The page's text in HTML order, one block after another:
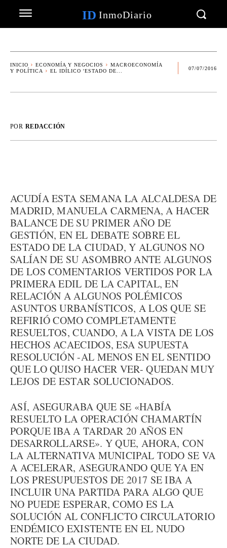
ID InmoDiario
INICIO ECONOMÍA Y NEGOCIOS
MACROECONOMÍA
Y POLÍTICA
EL IDÍLICO 'ESTADO DE...
07/07/2016
POR REDACCIÓN
ACUDÍA ESTA SEMANA LA ALCALDESA DE
MADRID, MANUELA CARMENA, A HACER
BALANCE DE SU PRIMER AÑO DE
GESTIÓN, EN EL DEBATE SOBRE EL
ESTADO DE LA CIUDAD, Y ALGUNOS NO
SALÍAN DE SU ASOMBRO ANTE ALGUNOS
DE LOS COMENTARIOS VERTIDOS POR LA
PRIMERA EDIL DE LA CAPITAL, EN
RELACIÓN A ALGUNOS POLÉMICOS
ASUNTOS URBANÍSTICOS, A LOS QUE SE
REFIRIÓ COMO COMPLETAMENTE
RESUELTOS, CUANDO, A LA VISTA DE LOS
HECHOS ACAECIDOS, ESA SUPUESTA
RESOLUCIÓN -AL MENOS EN EL SENTIDO
QUE LO QUISO HACER VER- QUEDAN MUY
LEJOS DE ESTAR SOLUCIONADOS.
ASÍ, ASEGURABA QUE SE «HABÍA
RESUELTO LA OPERACIÓN CHAMARTÍN
PORQUE IBA A TARDAR 20 AÑOS EN
DESARROLLARSE». Y QUE, AHORA, CON
LA ALTERNATIVA MUNICIPAL TODO SE VA
A ACELERAR, ASEGURANDO QUE YA EN
LOS PRESUPUESTOS DE 2017 SE IBA A
INCLUIR UNA PARTIDA PARA ALGO QUE
NO PUEDE ESPERAR, COMO ES LA
SOLUCIÓN AL CONFLICTO CIRCULATORIO
ENDÉMICO EXISTENTE EN EL NUDO
NORTE DE LA CIUDAD.